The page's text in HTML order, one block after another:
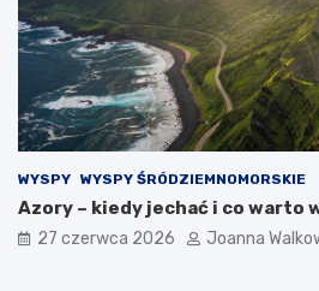
WYSPY WYSPY ŚRÓDZIEMNOMORSKIE
Azory – kiedy jechać i co warto
27 czerwca 2026 Joanna